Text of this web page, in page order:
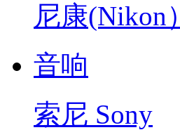
尼康(Nikon）
音响
索尼 Sony